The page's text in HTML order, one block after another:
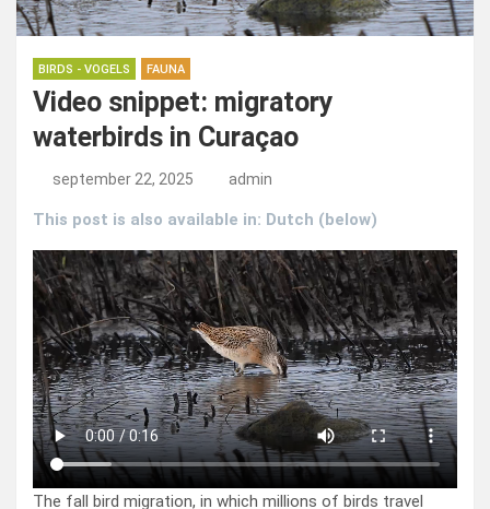
BIRDS - VOGELS FAUNA
Video snippet: migratory
waterbirds in Curaçao
september 22, 2025 admin
This post is also available in: Dutch (below)
The fall bird migration, in which millions of birds travel